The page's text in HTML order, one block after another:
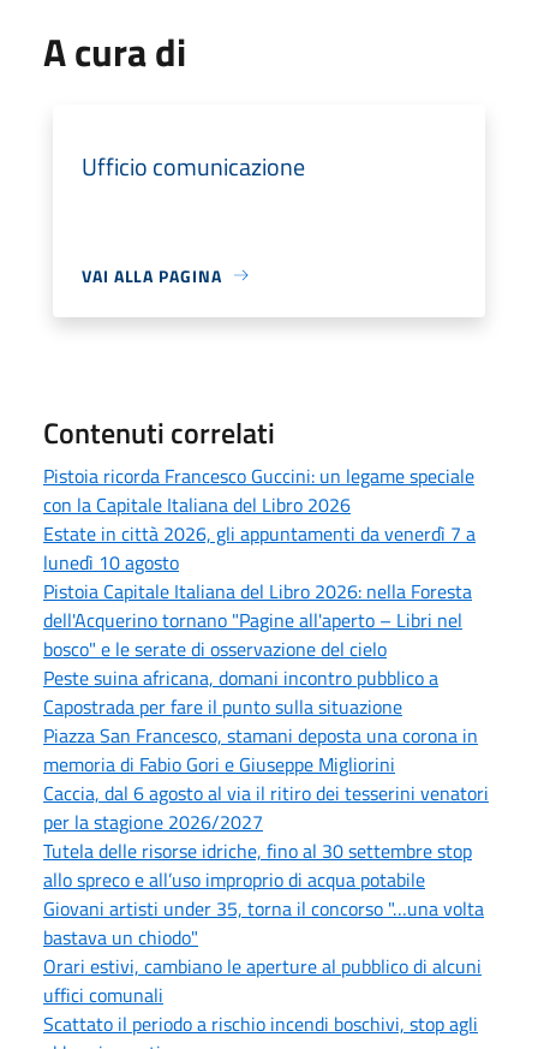
A cura di
Ufficio comunicazione
VAI ALLA PAGINA
Contenuti correlati
Pistoia ricorda Francesco Guccini: un legame speciale
con la Capitale Italiana del Libro 2026
Estate in città 2026, gli appuntamenti da venerdì 7 a
lunedì 10 agosto
Pistoia Capitale Italiana del Libro 2026: nella Foresta
dell'Acquerino tornano "Pagine all'aperto – Libri nel
bosco" e le serate di osservazione del cielo
Peste suina africana, domani incontro pubblico a
Capostrada per fare il punto sulla situazione
Piazza San Francesco, stamani deposta una corona in
memoria di Fabio Gori e Giuseppe Migliorini
Caccia, dal 6 agosto al via il ritiro dei tesserini venatori
per la stagione 2026/2027
Tutela delle risorse idriche, fino al 30 settembre stop
allo spreco e all’uso improprio di acqua potabile
Giovani artisti under 35, torna il concorso "…una volta
bastava un chiodo"
Orari estivi, cambiano le aperture al pubblico di alcuni
uffici comunali
Scattato il periodo a rischio incendi boschivi, stop agli